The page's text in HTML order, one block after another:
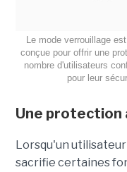
Le mode verrouillage
conçue pour offrir une
nombre d'utilisateurs
pour leur
Une protection
Lorsqu'un
sacrifie certaines